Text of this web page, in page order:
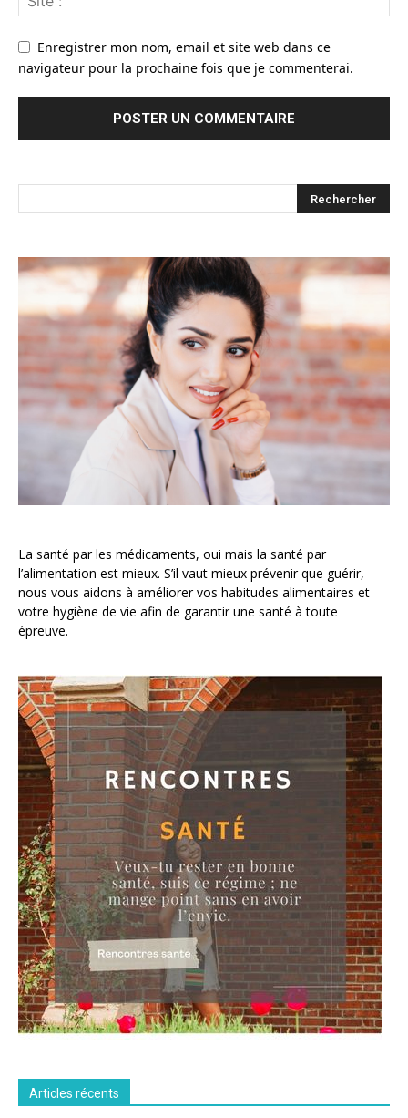
Enregistrer mon nom, email et site web dans ce
navigateur pour la prochaine fois que je commenterai.
La santé par les médicaments, oui mais la santé par
l’alimentation est mieux. S’il vaut mieux prévenir que guérir,
nous vous aidons à améliorer vos habitudes alimentaires et
votre hygiène de vie afin de garantir une santé à toute
épreuve.
Articles récents